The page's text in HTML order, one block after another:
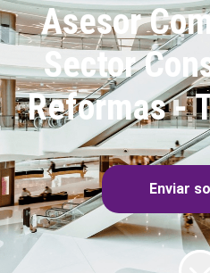
Asesor
Sector
Reformas -
Enviar